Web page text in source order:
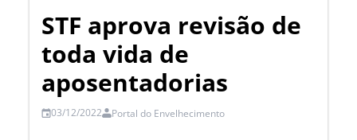
STF aprova revisão de
toda vida de
aposentadorias
03/12/2022 Portal do Envelhecimento